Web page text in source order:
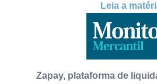
Leia a
Zapay, plataforma de